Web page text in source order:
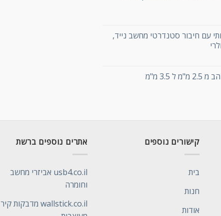
עם חיבור סטנדרטי מחשב נייד,
3.5 מ"מ
קישורים נוספים
בית
חנות
אודות
אתרים נוספים ברשת
usb4.co.il אביזרי מחשב
וחומרה
wallstick.co.il מדבקות קיר